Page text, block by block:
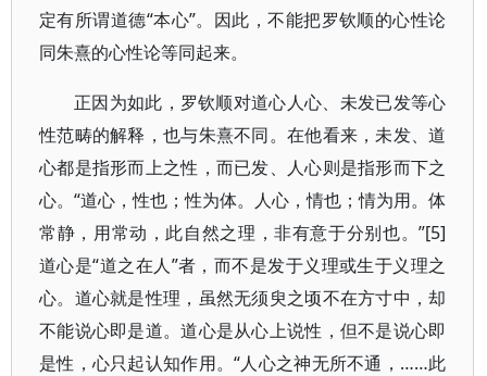
定有所谓道德“本心”。因此，不能把罗钦顺的心性论
同朱熹的心性论等同起来。
正因为如此，罗钦顺对道心人心、未发已发等心
性范畴的解释，也与朱熹不同。在他看来，未发、道
心都是指形而上之性，而已发、人心则是指形而下之
心。“道心，性也；性为体。人心，情也；情为用。体
常静，用常动，此自然之理，非有意于分别也。”[5]
道心是“道之在人”者，而不是发于义理或生于义理之
心。道心就是性理，虽然无须臾之顷不在方寸中，却
不能说心即是道。道心是从心上说性，但不是说心即
是性，心只起认知作用。“人心之神无所不通，……此